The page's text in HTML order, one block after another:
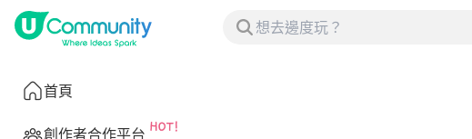
首頁
創作者合作平台